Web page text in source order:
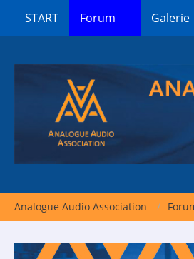
START Forum Galerie
Analogue Audio Association